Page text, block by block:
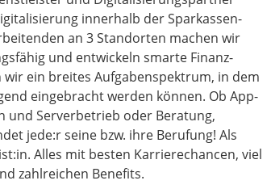
innerhalb der Sparkassen-
an 3 Standorten machen wir
und entwickeln smarte Finanz-
ein breites Aufgabenspektrum, in dem
eingebracht werden können. Ob App-
und Serverbetrieb oder Beratung,
jede:r seine bzw. ihre Berufung! Als
Alles mit besten Karrierechancen, viel
zahlreichen Benefits.